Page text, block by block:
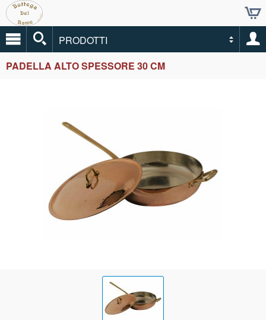
PRODOTTI
PADELLA ALTO SPESSORE 30 CM